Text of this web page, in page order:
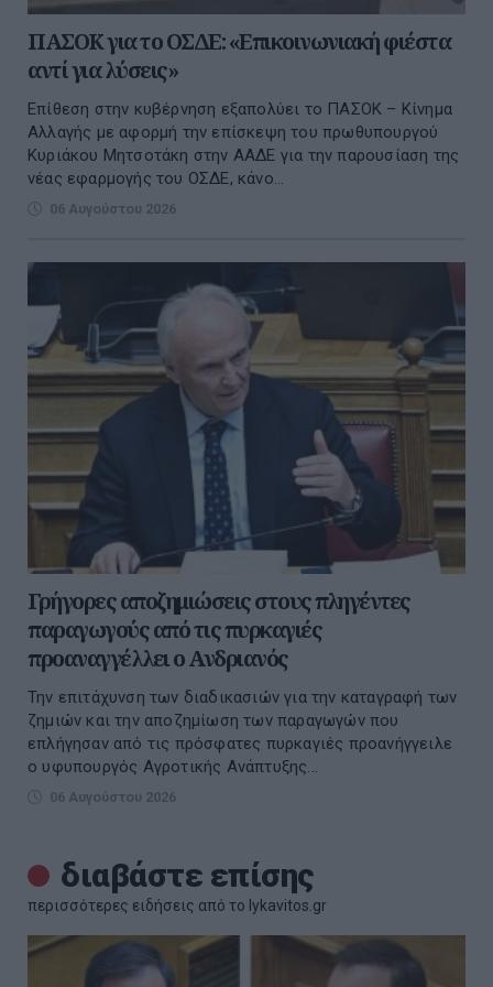
ΠΑΣΟΚ για το ΟΣΔΕ: «Επικοινωνιακή φιέστα
αντί για λύσεις»
Επίθεση στην κυβέρνηση εξαπολύει το ΠΑΣΟΚ – Κίνημα
Αλλαγής με αφορμή την επίσκεψη του πρωθυπουργού
Κυριάκου Μητσοτάκη στην ΑΑΔΕ για την παρουσίαση της
νέας εφαρμογής του ΟΣΔΕ, κάνο...
06 Αυγούστου 2026
Γρήγορες αποζημιώσεις στους πληγέντες
παραγωγούς από τις πυρκαγιές
προαναγγέλλει ο Ανδριανός
Την επιτάχυνση των διαδικασιών για την καταγραφή των
ζημιών και την αποζημίωση των παραγωγών που
επλήγησαν από τις πρόσφατες πυρκαγιές προανήγγειλε
ο υφυπουργός Αγροτικής Ανάπτυξης...
06 Αυγούστου 2026
διαβάστε επίσης
περισσότερες ειδήσεις από το lykavitos.gr